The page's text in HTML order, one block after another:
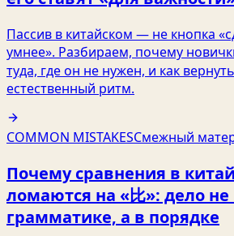
Пассив в китайском — не кнопка
умнее». Разбираем, почему
туда, где он не нужен, и как
естественный ритм.
COMMON MISTAKESСмежный
Почему сравнения в
ломаются на «比»: дело не
грамматике, а в порядке